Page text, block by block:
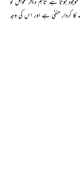
ہوتا ہے تاہم دیگر عوامل کو
کردار منفی ہے اور اس کی وجہ